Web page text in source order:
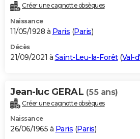
Créer une cagnotte obsèques
Naissance
11/05/1928 à Paris (Paris)
Décès
21/09/2021 à Saint-Leu-la-Forêt(Val-
Jean-luc GERAL (55 ans)
Créer une cagnotte obsèques
Naissance
26/06/1965 à Paris (Paris)